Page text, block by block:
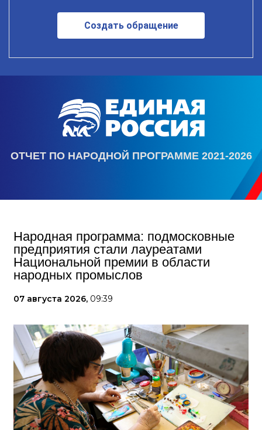
Создать обращение
ОТЧЕТ ПО НАРОДНОЙ ПРОГРАММЕ 2021-2026
Народная программа: подмосковные
предприятия стали лауреатами
Национальной премии в области
народных промыслов
07 августа 2026, 09:39